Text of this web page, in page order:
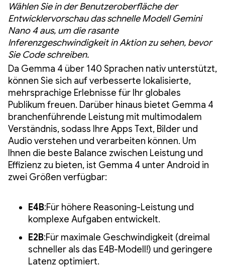
Wählen Sie in der Benutzeroberfläche der
Entwicklervorschau das schnelle Modell Gemini
Nano 4 aus, um die rasante
Inferenzgeschwindigkeit in Aktion zu sehen, bevor
Sie Code schreiben.
Da Gemma 4 über 140 Sprachen nativ unterstützt,
können Sie sich auf verbesserte lokalisierte,
mehrsprachige Erlebnisse für Ihr globales
Publikum freuen. Darüber hinaus bietet Gemma 4
branchenführende Leistung mit multimodalem
Verständnis, sodass Ihre Apps Text, Bilder und
Audio verstehen und verarbeiten können. Um
Ihnen die beste Balance zwischen Leistung und
Effizienz zu bieten, ist Gemma 4 unter Android in
zwei Größen verfügbar:
E4B:Für höhere Reasoning-Leistung und
komplexe Aufgaben entwickelt.
E2B:Für maximale Geschwindigkeit (dreimal
schneller als das E4B-Modell!) und geringere
Latenz optimiert.